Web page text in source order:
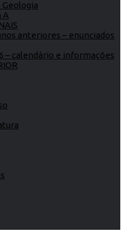
Geologia
A
anteriores – enunciados
– calendário e informações